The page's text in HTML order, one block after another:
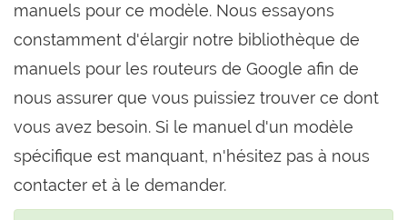
manuels pour ce modèle. Nous essayons
constamment d'élargir notre bibliothèque de
manuels pour les routeurs de Google afin de
nous assurer que vous puissiez trouver ce dont
vous avez besoin. Si le manuel d'un modèle
spécifique est manquant, n'hésitez pas à nous
contacter et à le demander.